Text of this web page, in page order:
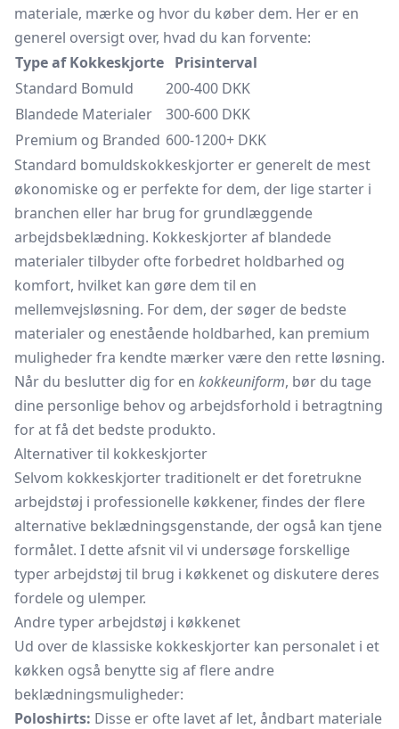
materiale, mærke og hvor du køber dem. Her er en
generel oversigt over, hvad du kan forvente:
Type af Kokkeskjorte Prisinterval
Standard Bomuld
200-400 DKK
Blandede Materialer
300-600 DKK
Premium og Branded 600-1200+ DKK
Standard bomuldskokkeskjorter er generelt de mest
økonomiske og er perfekte for dem, der lige starter i
branchen eller har brug for grundlæggende
arbejdsbeklædning. Kokkeskjorter af blandede
materialer tilbyder ofte forbedret holdbarhed og
komfort, hvilket kan gøre dem til en
mellemvejsløsning. For dem, der søger de bedste
materialer og enestående holdbarhed, kan premium
muligheder fra kendte mærker være den rette løsning.
Når du beslutter dig for en kokkeuniform, bør du tage
dine personlige behov og arbejdsforhold i betragtning
for at få det bedste produkto.
Alternativer til kokkeskjorter
Selvom kokkeskjorter traditionelt er det foretrukne
arbejdstøj i professionelle køkkener, findes der flere
alternative beklædningsgenstande, der også kan tjene
formålet. I dette afsnit vil vi undersøge forskellige
typer arbejdstøj til brug i køkkenet og diskutere deres
fordele og ulemper.
Andre typer arbejdstøj i køkkenet
Ud over de klassiske kokkeskjorter kan personalet i et
køkken også benytte sig af flere andre
beklædningsmuligheder:
Poloshirts: Disse er ofte lavet af let, åndbart materiale